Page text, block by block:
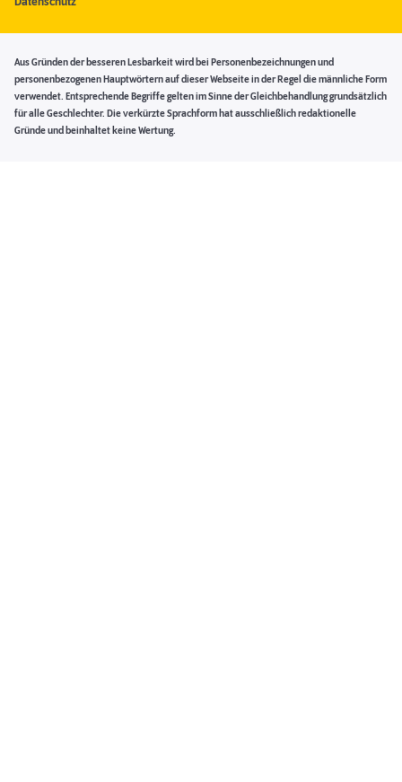
Aus Gründen der besseren Lesbarkeit wird bei Personenbezeichnungen und
personenbezogenen Hauptwörtern auf dieser Webseite in der Regel die männliche Form
verwendet. Entsprechende Begriffe gelten im Sinne der Gleichbehandlung grundsätzlich
für alle Geschlechter. Die verkürzte Sprachform hat ausschließlich redaktionelle
Gründe und beinhaltet keine Wertung.